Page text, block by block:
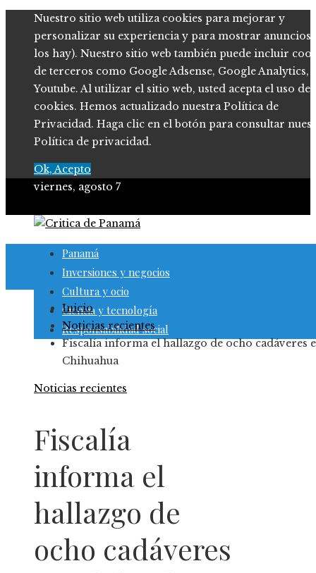
Nuestro sitio web utiliza cookies para mejorar y
personalizar su experiencia y para mostrar anuncios
los hay). Nuestro sitio web también puede incluir
de terceros como Google Adsense, Google Analytics,
Youtube. Al utilizar el sitio web, usted acepta el uso de
cookies. Hemos actualizado nuestra Política de
Privacidad. Haga clic en el botón para consultar
Política de privacidad.
Ok, Acepto
viernes, agosto 7
Panamá
Inversiones y negocios
Cultura y ocio
Ciencia y tecnología
Responsabilidad social
Inicio
Noticias recientes
Fiscalía informa el hallazgo de ocho cadáveres
Chihuahua
Noticias recientes
Fiscalía
informa el
hallazgo de
ocho cadáveres